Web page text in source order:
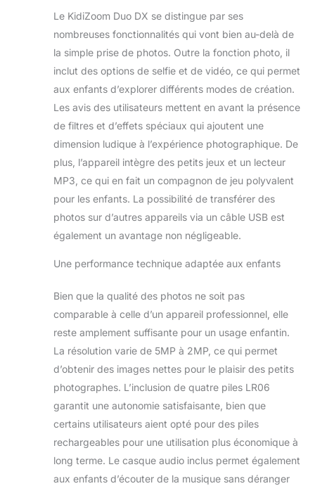
Le KidiZoom Duo DX se distingue par ses
nombreuses fonctionnalités qui vont bien au-delà de
la simple prise de photos. Outre la fonction photo, il
inclut des options de selfie et de vidéo, ce qui permet
aux enfants d’explorer différents modes de création.
Les avis des utilisateurs mettent en avant la présence
de filtres et d’effets spéciaux qui ajoutent une
dimension ludique à l’expérience photographique. De
plus, l’appareil intègre des petits jeux et un lecteur
MP3, ce qui en fait un compagnon de jeu polyvalent
pour les enfants. La possibilité de transférer des
photos sur d’autres appareils via un câble USB est
également un avantage non négligeable.
Une performance technique adaptée aux enfants
Bien que la qualité des photos ne soit pas
comparable à celle d’un appareil professionnel, elle
reste amplement suffisante pour un usage enfantin.
La résolution varie de 5MP à 2MP, ce qui permet
d’obtenir des images nettes pour le plaisir des petits
photographes. L’inclusion de quatre piles LR06
garantit une autonomie satisfaisante, bien que
certains utilisateurs aient opté pour des piles
rechargeables pour une utilisation plus économique à
long terme. Le casque audio inclus permet également
aux enfants d’écouter de la musique sans déranger